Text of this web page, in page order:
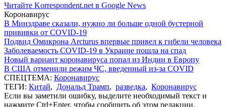
Читайте Korrespondent.net в Google News
Коронавирус
В Минздраве сказали, нужно ли больше одной бустерной
прививки от COVID-19
Подвид Омикрона Arcturus впервые привел к гибели человека
Заболеваемость COVID-19 в Украине пошла на спад
Новый вариант коронавируса попал из Индии в Европу
В США отменили режим ЧС, введенный из-за COVID
СПЕЦТЕМА: Коронавирус
ТЕГИ: Китай, Дональд Трамп, разведка, Коронавирус
Если вы заметили ошибку, выделите необходимый текст и
нажмите Ctrl+Enter, чтобы сообщить об этом редакции.